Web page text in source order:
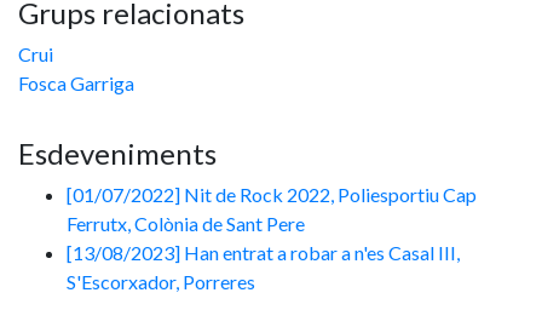
Grups relacionats
Crui
Fosca Garriga
Esdeveniments
[01/07/2022] Nit de Rock 2022, Poliesportiu Cap
Ferrutx, Colònia de Sant Pere
[13/08/2023] Han entrat a robar a n'es Casal III,
S'Escorxador, Porreres